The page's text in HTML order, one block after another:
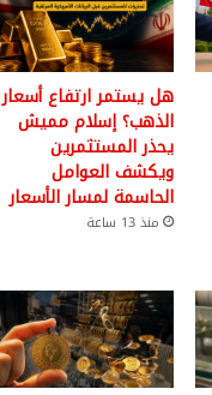
هل يستمر ارتفاع أسعار
الذهب؟ إسلام مميش
يحذر المستثمرين
ويكشف العوامل
الحاسمة لمسار الأسعار
منذ 13 ساعة